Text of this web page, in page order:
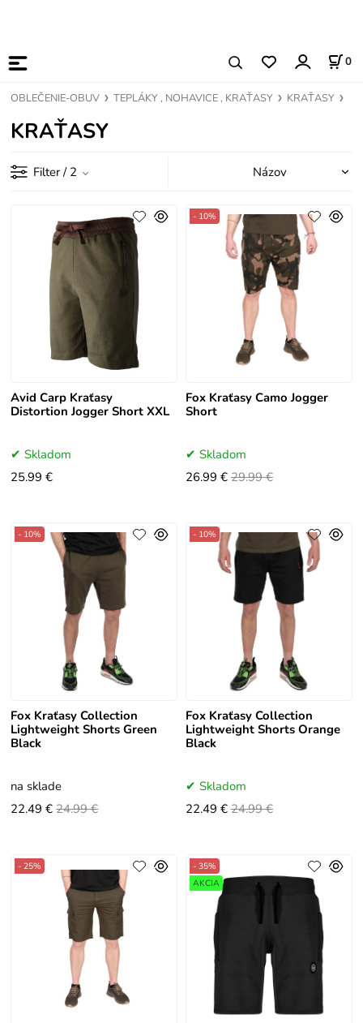
0
OBLEČENIE-OBUV TEPLÁKY , NOHAVICE , KRAŤASY KRAŤASY
KRAŤASY
Filter / 2
Avid Carp Kraťasy
Distortion Jogger Short XXL
Skladom
25.99 €
Fox Kraťasy Camo Jogger
Short
- 10%
Skladom
26.99 € 29.99 €
Fox Kraťasy Collection
Lightweight Shorts Green
Black
- 10%
na sklade
22.49 € 24.99 €
Fox Kraťasy Collection
Lightweight Shorts Orange
Black
- 10%
Skladom
22.49 € 24.99 €
- 25%
- 35%
AKCIA